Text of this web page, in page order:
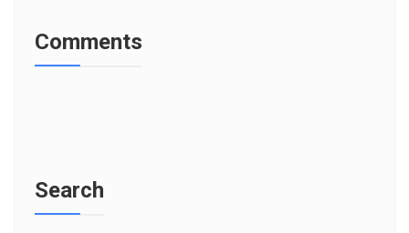
Comments
Search